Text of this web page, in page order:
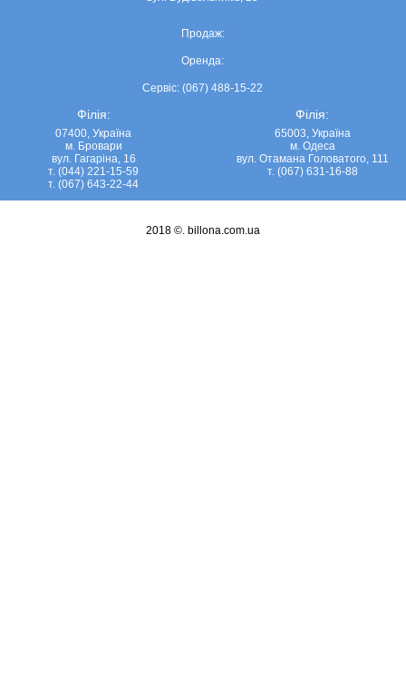
Продаж:
Оренда:
Сервіс: (067) 488-15-22
Філія:
07400, Україна
м. Бровари
вул. Гагаріна, 16
т. (044) 221-15-59
т. (067) 643-22-44
Філія:
65003, Україна
м. Одеса
вул. Отамана Головатого, 111
т. (067) 631-16-88
2018 ©. billona.com.ua